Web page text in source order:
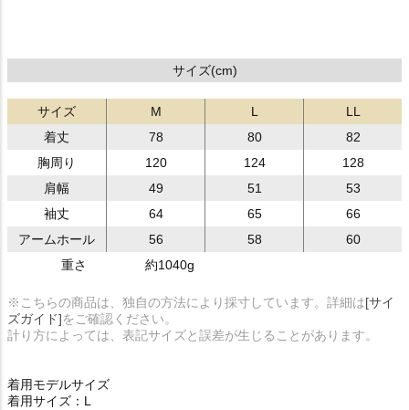
サイズ(cm)
サイズ M L
LL
着丈
78 80
82
胸周り
120 124
128
肩幅
49 51
53
袖丈
64 65
66
アームホール
56 58
60
重さ
約1040g
※こちらの商品は、独自の方法により採寸しています。詳細は[サイ
ズガイド]をご確認ください。
計り方によっては、表記サイズと誤差が生じることがあります。
着用モデルサイズ
着用サイズ：L